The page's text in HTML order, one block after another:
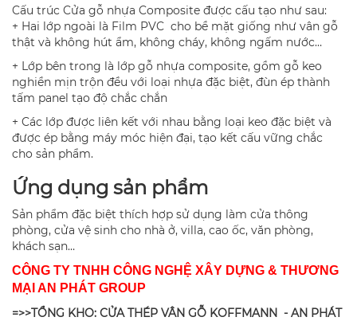
Cấu trúc Cửa gỗ nhựa Composite được cấu tạo như sau:
+ Hai lớp ngoài là Film PVC cho bề mặt giống như vân gỗ
thật và không hút ẩm, không cháy, không ngấm nước…
+ Lớp bên trong là lớp gỗ nhựa composite, gồm gỗ keo
nghiền mịn trộn đều với loại nhựa đặc biệt, đùn ép thành
tấm panel tạo độ chắc chắn
+ Các lớp được liên kết với nhau bằng loại keo đặc biệt và
được ép bằng máy móc hiện đại, tạo kết cấu vững chắc
cho sản phẩm.
Ứng dụng sản phẩm
Sản phẩm đặc biệt thích hợp sử dụng làm cửa thông
phòng, cửa vệ sinh cho nhà ở, villa, cao ốc, văn phòng,
khách sạn…
CÔNG TY TNHH CÔNG NGHỆ XÂY DỰNG & THƯƠNG
MẠI AN PHÁT GROUP
=>>TỔNG KHO: CỬA THÉP VÂN GỖ KOFFMANN - AN PHÁT